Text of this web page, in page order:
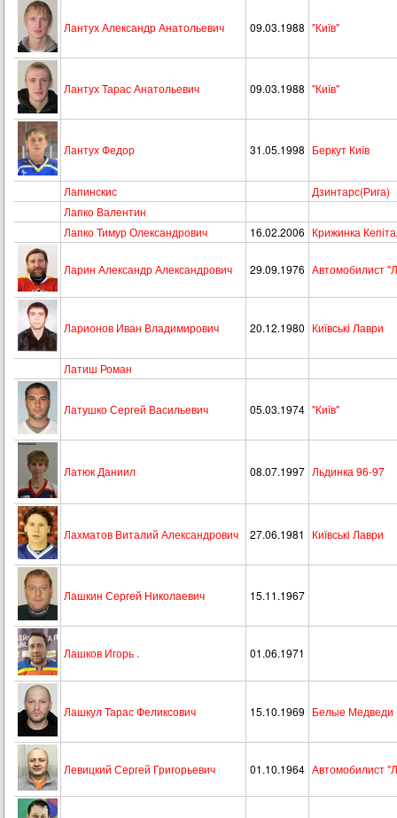
Лантух Александр Анатольевич 09.03.1988 "Київ"
Лантух Тарас Анатольевич 09.03.1988 "Київ"
Лантух Федор 31.05.1998 Беркут Київ
Лапинскис
Дзинтарс(Рига)
Лапко Валентин
Лапко Тимур Олександрович
16.02.2006 Крижинка
Ларин Александр Александрович 29.09.1976 Автомобилист
Ларионов Иван Владимирович 20.12.1980 Київськi Лаври
Латиш Роман
Латушко Сергей Васильевич 05.03.1974 "Київ"
Латюк Даниил 08.07.1997 Льдинка 96-97
Лахматов Виталий Александрович 27.06.1981 Київськi Лаври
Лашкин Сергей Николаевич 15.11.1967
Лашков Игорь . 01.06.1971
Лашкул Тарас Феликсович 15.10.1969 Белые Медведи
Левицкий Сергей Григорьевич 01.10.1964 Автомобилист